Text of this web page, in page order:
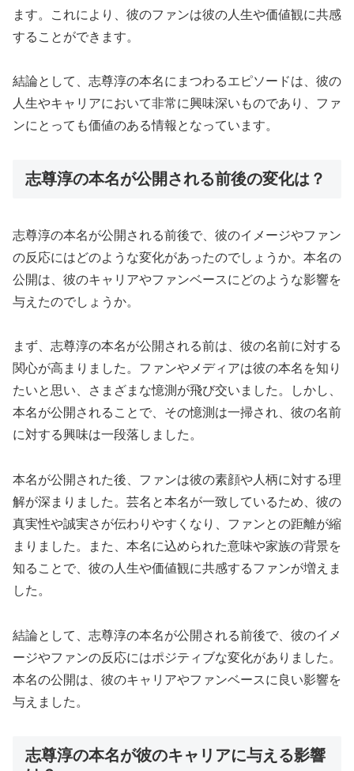
ます。これにより、彼のファンは彼の人生や価値観に共感
することができます。
結論として、志尊淳の本名にまつわるエピソードは、彼の
人生やキャリアにおいて非常に興味深いものであり、ファ
ンにとっても価値のある情報となっています。
志尊淳の本名が公開される前後の変化は？
志尊淳の本名が公開される前後で、彼のイメージやファン
の反応にはどのような変化があったのでしょうか。本名の
公開は、彼のキャリアやファンベースにどのような影響を
与えたのでしょうか。
まず、志尊淳の本名が公開される前は、彼の名前に対する
関心が高まりました。ファンやメディアは彼の本名を知り
たいと思い、さまざまな憶測が飛び交いました。しかし、
本名が公開されることで、その憶測は一掃され、彼の名前
に対する興味は一段落しました。
本名が公開された後、ファンは彼の素顔や人柄に対する理
解が深まりました。芸名と本名が一致しているため、彼の
真実性や誠実さが伝わりやすくなり、ファンとの距離が縮
まりました。また、本名に込められた意味や家族の背景を
知ることで、彼の人生や価値観に共感するファンが増えま
した。
結論として、志尊淳の本名が公開される前後で、彼のイメ
ージやファンの反応にはポジティブな変化がありました。
本名の公開は、彼のキャリアやファンベースに良い影響を
与えました。
志尊淳の本名が彼のキャリアに与える影響